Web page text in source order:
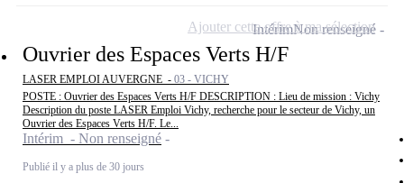
Ouvrier des Espaces Verts H/F
LASER EMPLOI AUVERGNE - 03 - VICHY
POSTE : Ouvrier des Espaces Verts H/F DESCRIPTION : Lieu de mission : Vichy
Description du poste LASER Emploi Vichy, recherche pour le secteur de Vichy, un
Ouvrier des Espaces Verts H/F. Le...
Intérim - Non renseigné
Publié il y a plus de 30 jours
IntérimNon renseigné
Ajouter cette offre à ma sélection